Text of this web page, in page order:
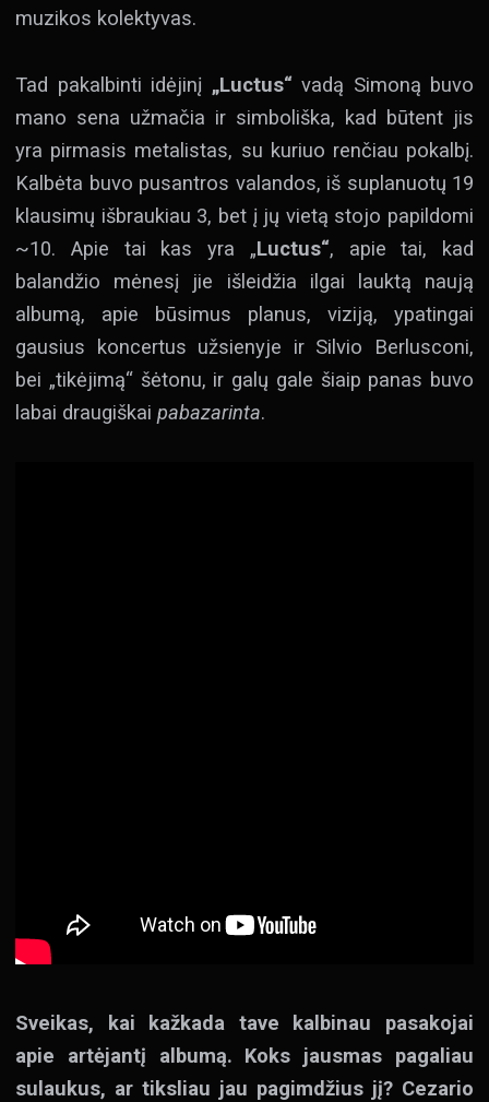
muzikos kolektyvas.
Tad pakalbinti idėjinį „Luctus“vadą Simoną buvo
mano sena užmačia ir simboliška, kad būtent jis
yra pirmasis metalistas, su kuriuo renčiau pokalbį.
Kalbėta buvo pusantros valandos, iš suplanuotų 19
klausimų išbraukiau 3, bet į jų vietą stojo papildomi
~10. Apie tai kas yra „Luctus“, apie tai, kad
balandžio mėnesį jie išleidžia ilgai lauktą naują
albumą, apie būsimus planus, viziją, ypatingai
gausius koncertus užsienyje ir Silvio Berlusconi,
bei „tikėjimą“ šėtonu, ir galų gale šiaip panas buvo
labai draugiškai pabazarinta.
Sveikas, kai kažkada tave kalbinau pasakojai
apie artėjantį albumą. Koks jausmas pagaliau
sulaukus, ar tiksliau jau pagimdžius jį? Cezario